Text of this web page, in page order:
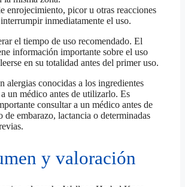
enrojecimiento, picor u otras reacciones
inmediatamente el uso.
el tiempo de uso recomendado. El
información importante sobre el uso
en su totalidad antes del primer uso.
alergias conocidas a los ingredientes
un médico antes de utilizarlo. Es
consultar a un médico antes de
de embarazo, lactancia o determinadas
y valoración